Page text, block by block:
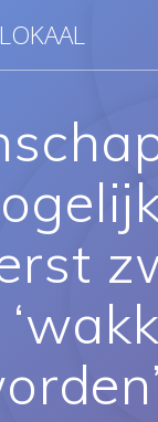
naar
LOKAAL